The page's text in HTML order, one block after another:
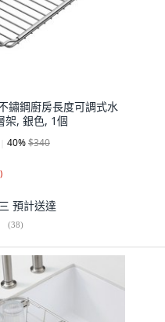
鏽鋼廚房長度可調式水
架, 銀色, 1個
40%$340
)
預計送達
(38)